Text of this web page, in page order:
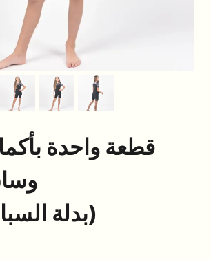
قطعة واحدة
(بدلة السباحة فقط)